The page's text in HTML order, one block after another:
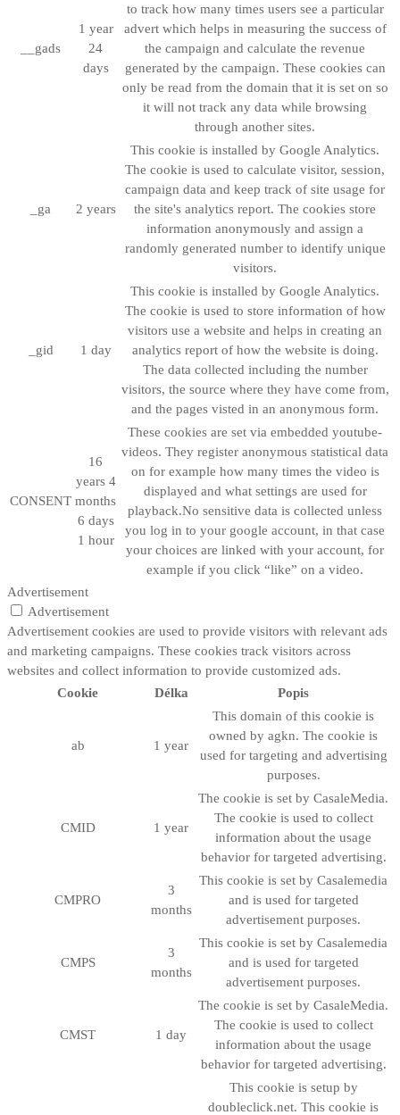
__gads
1 year
24
days
to track how many times users see a particular
advert which helps in measuring the success of
the campaign and calculate the revenue
generated by the campaign. These cookies can
only be read from the domain that it is set on so
it will not track any data while browsing
through another sites.
_ga 2 years
This cookie is installed by Google Analytics.
The cookie is used to calculate visitor, session,
campaign data and keep track of site usage for
the site's analytics report. The cookies store
information anonymously and assign a
randomly generated number to identify unique
visitors.
_gid 1 day
This cookie is installed by Google Analytics.
The cookie is used to store information of how
visitors use a website and helps in creating an
analytics report of how the website is doing.
The data collected including the number
visitors, the source where they have come from,
and the pages visted in an anonymous form.
CONSENT
16
years 4
months
6 days
1 hour
These cookies are set via embedded youtube-
videos. They register anonymous statistical data
on for example how many times the video is
displayed and what settings are used for
playback.No sensitive data is collected unless
you log in to your google account, in that case
your choices are linked with your account, for
example if you click “like” on a video.
Advertisement
Advertisement
Advertisement cookies are used to provide visitors with relevant ads
and marketing campaigns. These cookies track visitors across
websites and collect information to provide customized ads.
Cookie
Délka Popis
ab 1 year
This domain of this cookie is
owned by agkn. The cookie is
used for targeting and advertising
purposes.
CMID 1 year
The cookie is set by CasaleMedia.
The cookie is used to collect
information about the usage
behavior for targeted advertising.
CMPRO
3
months
This cookie is set by Casalemedia
and is used for targeted
advertisement purposes.
CMPS
3
months
This cookie is set by Casalemedia
and is used for targeted
advertisement purposes.
CMST 1 day
The cookie is set by CasaleMedia.
The cookie is used to collect
information about the usage
behavior for targeted advertising.
This cookie is setup by
doubleclick.net. This cookie is